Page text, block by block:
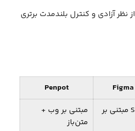
در حالی که Penpot از نظر آزادی و کنترل بلندمدت برتری
Figma
Penpot
SaaS مبتنی بر
مبتنی بر وب +
متن‌باز